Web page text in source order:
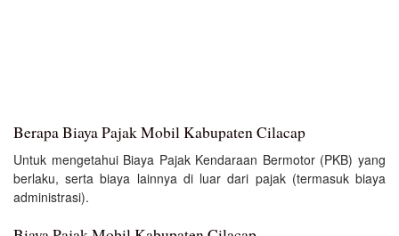
Berapa Biaya Pajak Mobil Kabupaten Cilacap
Untuk mengetahui Biaya Pajak Kendaraan Bermotor (PKB) yang
berlaku, serta biaya lainnya di luar dari pajak (termasuk biaya
administrasi).